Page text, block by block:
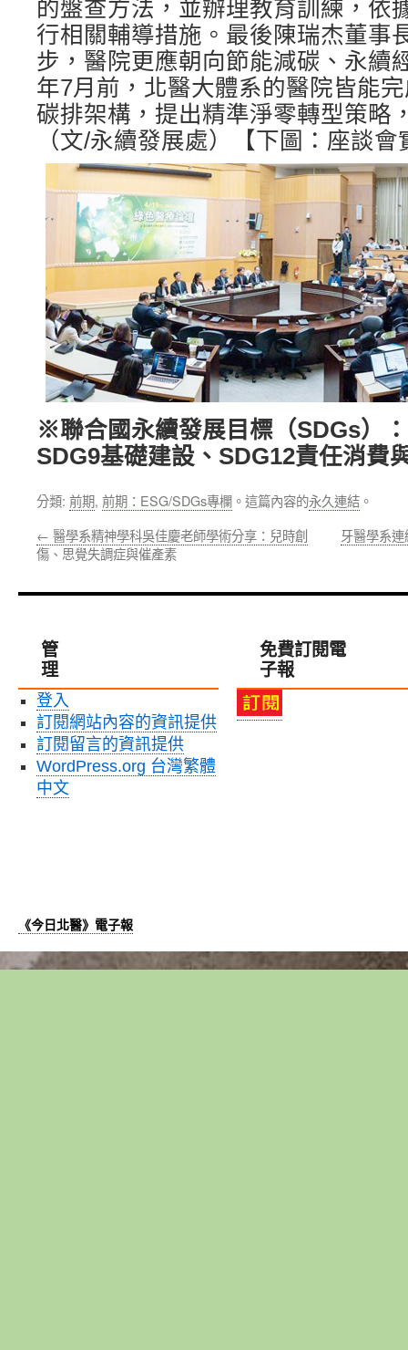
的盤查方法，並辦理教育訓練，依
行相關輔導措施。最後陳瑞杰董事
步，醫院更應朝向節能減碳、永續
年7月前，北醫大體系的醫院皆能
碳排架構，提出精準淨零轉型策略
（文/永續發展處）【下圖：座談會
※聯合國永續發展目標（SDGs）
SDG9基礎建設、SDG12責任消費
分類: 前期, 前期：ESG/SDGs專欄 。這篇內容的永久連結 。
← 醫學系精神學科吳佳慶老師學術分享：兒時創
傷、思覺失調症與催產素
牙醫學系
管
理
登入
訂閱網站內容的資訊提供
訂閱留言的資訊提供
WordPress.org 台灣繁體
中文
免費訂閱電
子報
《今日北醫》電子報